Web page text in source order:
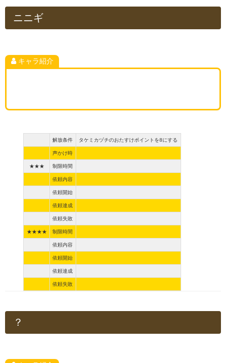
ニニギ
キャラ紹介
解放条件 タケミカヅチのおたすけポイントを8にする
声かけ時
★★★ 制限時間
依頼内容
依頼開始
依頼達成
依頼失敗
★★★★ 制限時間
依頼内容
依頼開始
依頼達成
依頼失敗
？